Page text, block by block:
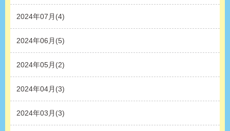
2024年07月(4)
2024年06月(5)
2024年05月(2)
2024年04月(3)
2024年03月(3)